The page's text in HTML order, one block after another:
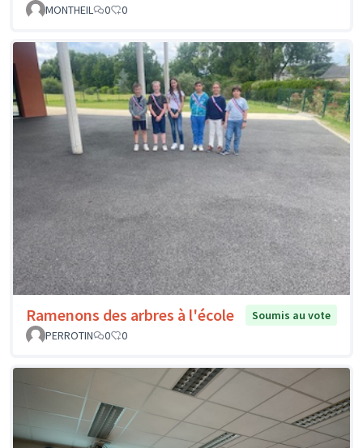
MONTHEIL
0 0
Ramenons des arbres à l'école
Soumis au vote
PERROTIN
0 0